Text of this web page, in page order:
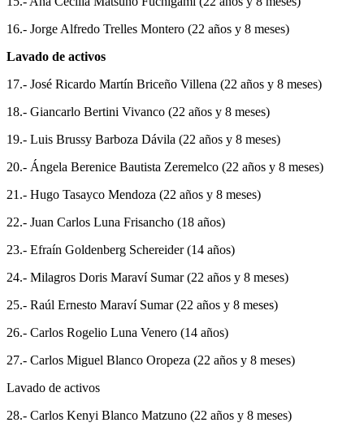
16.- Jorge Alfredo Trelles Montero (22 años y 8 meses)
Lavado de activos
17.- José Ricardo Martín Briceño Villena (22 años y 8 meses)
18.- Giancarlo Bertini Vivanco (22 años y 8 meses)
19.- Luis Brussy Barboza Dávila (22 años y 8 meses)
20.- Ángela Berenice Bautista Zeremelco (22 años y 8 meses)
21.- Hugo Tasayco Mendoza (22 años y 8 meses)
22.- Juan Carlos Luna Frisancho (18 años)
23.- Efraín Goldenberg Schereider (14 años)
24.- Milagros Doris Maraví Sumar (22 años y 8 meses)
25.- Raúl Ernesto Maraví Sumar (22 años y 8 meses)
26.- Carlos Rogelio Luna Venero (14 años)
27.- Carlos Miguel Blanco Oropeza (22 años y 8 meses)
Lavado de activos
28.- Carlos Kenyi Blanco Matzuno (22 años y 8 meses)